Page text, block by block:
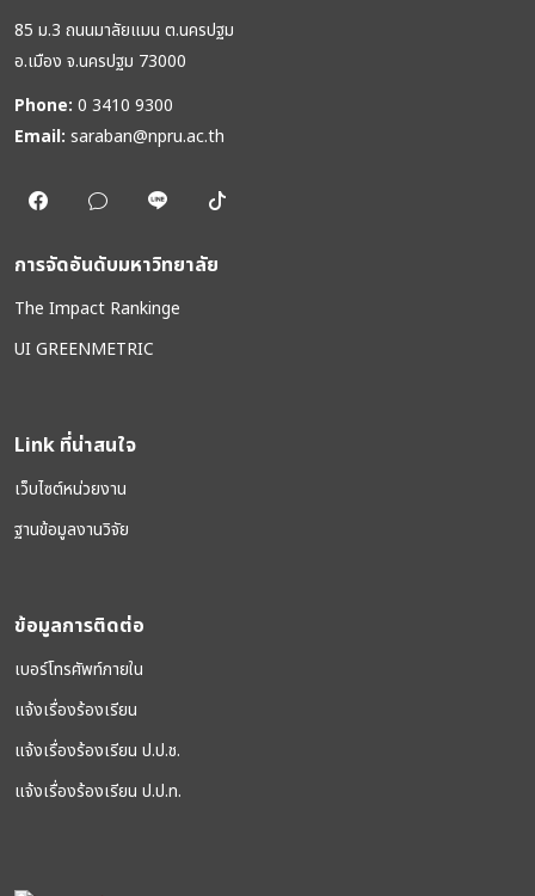
85 ม.3 ถนนมาลัยแมน ต.นครปฐม
อ.เมือง จ.นครปฐม 73000
Phone: 0 3410 9300
Email: saraban@npru.ac.th
การจัดอันดับมหาวิทยาลัย
The Impact Rankinge
UI GREENMETRIC
Link ที่น่าสนใจ
เว็บไซต์หน่วยงาน
ฐานข้อมูลงานวิจัย
ข้อมูลการติดต่อ
เบอร์โทรศัพท์ภายใน
แจ้งเรื่องร้องเรียน
แจ้งเรื่องร้องเรียน ป.ป.ช.
แจ้งเรื่องร้องเรียน ป.ป.ท.